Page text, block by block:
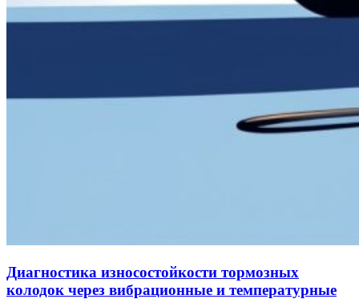
Диагностика износостойкости тормозных
колодок через вибрационные и температурные